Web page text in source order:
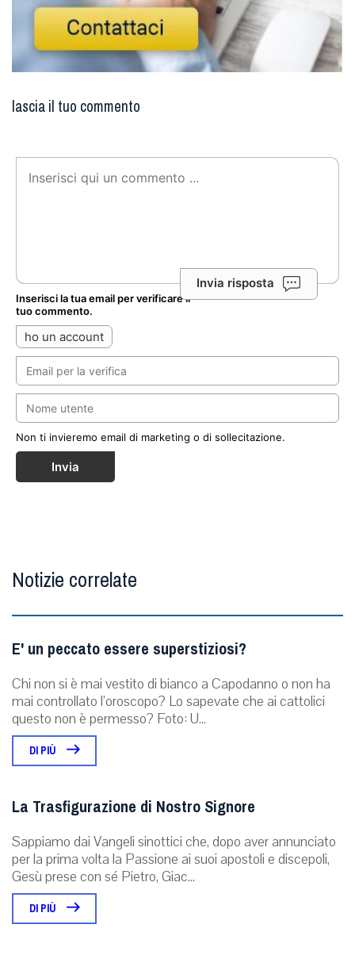
lascia il tuo commento
Invia risposta
Inserisci la tua email per verificare il
tuo commento.
ho un account
Non ti invieremo email di marketing o di sollecitazione.
Invia
Notizie correlate
E' un peccato essere superstiziosi?
Chi non si è mai vestito di bianco a Capodanno o non ha
mai controllato l’oroscopo? Lo sapevate che ai cattolici
questo non è permesso? Foto: U...
DI PIÙ
La Trasfigurazione di Nostro Signore
Sappiamo dai Vangeli sinottici che, dopo aver annunciato
per la prima volta la Passione ai suoi apostoli e discepoli,
Gesù prese con sé Pietro, Giac...
DI PIÙ